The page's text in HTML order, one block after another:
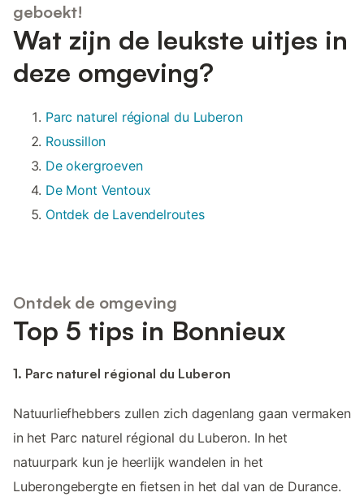
geboekt!
Wat zijn de leukste uitjes in
deze omgeving?
Parc naturel régional du Luberon
Roussillon
De okergroeven
De Mont Ventoux
Ontdek de Lavendelroutes
Ontdek de omgeving
Top 5 tips in Bonnieux
1. Parc naturel régional du Luberon
Natuurliefhebbers zullen zich dagenlang gaan vermaken
in het Parc naturel régional du Luberon. In het
natuurpark kun je heerlijk wandelen in het
Luberongebergte en fietsen in het dal van de Durance.